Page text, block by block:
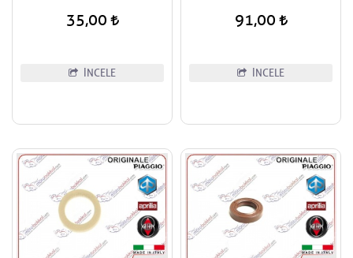
35,00
İNCELE
91,00
İNCELE